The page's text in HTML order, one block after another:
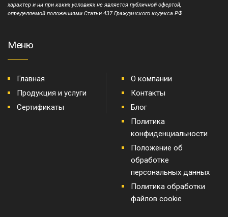
характер и ни при каких условиях не является публичной офертой,
определяемой положениями Статьи 437 Гражданского кодекса РФ
Меню
Главная
Продукция и услуги
Сертификаты
О компании
Контакты
Блог
Политика
конфиденциальности
Положение об
обработке
персональных данных
Политика обработки
файлов cookie